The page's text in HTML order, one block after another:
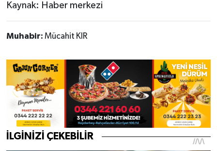
Kaynak: Haber merkezi
Muhabir: Mücahit KIR